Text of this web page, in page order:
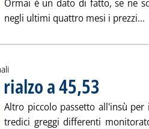
Ormai è un dato di fatto, se ne
negli ultimi quattro mesi i prezzi...
a 45,53
Altro piccolo passetto all'insù
tredici greggi differenti